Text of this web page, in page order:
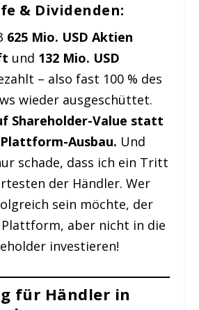
& Dividenden:
625 Mio. USD Aktien
und 132 Mio. USD
– also fast 100 % des
wieder ausgeschüttet.
Shareholder-Value statt
Ausbau. Und
schade, dass ich ein Tritt
der Händler. Wer
sein möchte, der
Plattform, aber nicht in die
investieren!
für Händler in